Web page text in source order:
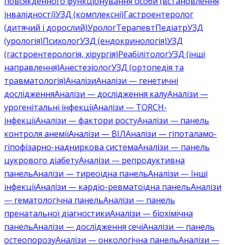
інвалідності)УЗД (комплексні)Гастроентеролог
(дитячий і дорослий)УрологТерапевтПедіатрУЗД
(урологія)ПсихологУЗД (ендокринологія)УЗД
(гастроентерологія, хірургія)РеабілітологУЗД (інші
направлення)АнестезіологУЗД (ортопедія та
травматологія)АналізиАналізи — генетичні
дослідженняАналізи — дослідження калуАналізи —
урогенітальні інфекціїАналізи — TORCH-
інфекціїАналізи — фактори ростуАналізи — панель
контроля анеміїАналізи — ВІЛАналізи — гіпоталамо-
гіпофізарно-надниркова системаАналізи — панель
цукрового діабетуАналізи — репродуктивна
панельАналізи — тиреоїдна панельАналізи — Інші
інфекціїАналізи — кардіо-ревматоїдна панельАналізи
— гематологічна панельАналізи — панель
пренатальної діагностикиАналізи — біохімічна
панельАналізи — дослідження сечіАналізи — панель
остеопорозуАналізи — онкологічна панельАналізи —